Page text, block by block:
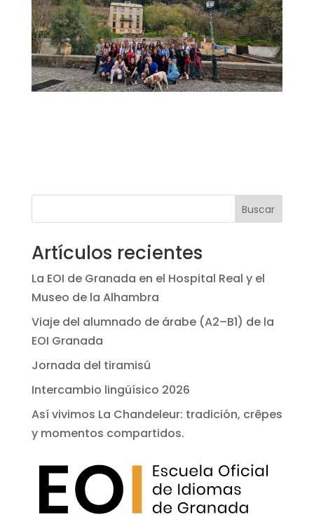
Buscar
Artículos recientes
La EOI de Granada en el Hospital Real y el
Museo de la Alhambra
Viaje del alumnado de árabe (A2–B1) de la
EOI Granada
Jornada del tiramisú
Intercambio lingüísico 2026
Así vivimos La Chandeleur: tradición, crêpes
y momentos compartidos.